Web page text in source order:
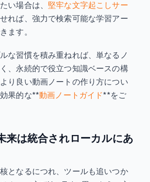
い場合は、堅牢な文字起こしサー
れば、強力で検索可能な学習アー
ます。
な習慣を積み重ねれば、単なるノ
、永続的で役立つ知識ベースの構
り良い動画ノートの作り方につい
果的な**動画ノートガイド**をご
来は統合されローカルにあ
となるにつれ、ツールも追いつか